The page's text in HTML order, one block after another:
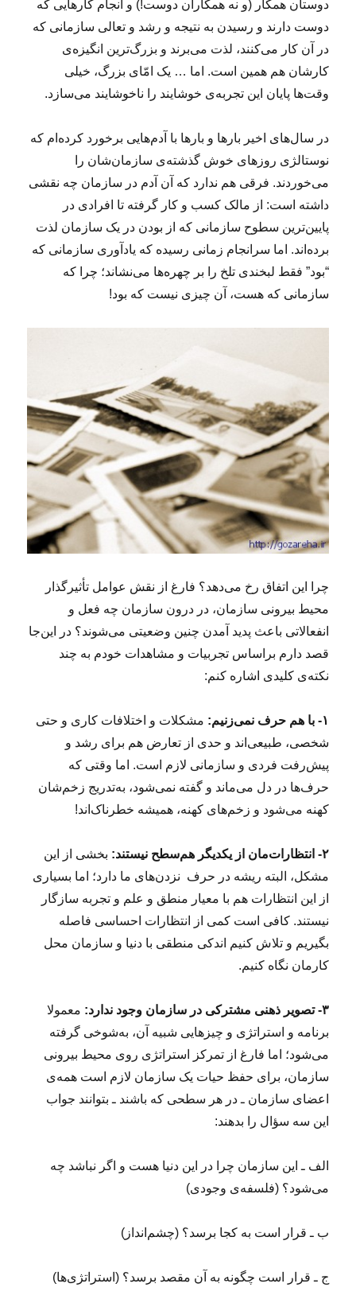
دوستان همکار (و نه همکاران دوست!) و انجام کارهایی که
دوست دارند و رسیدن به نتیجه و رشد و تعالی سازمانی که
در آن کار می‌کنند، لذت می‌برند و بزرگ‌ترین انگیزه‌ی
کارشان هم همین است. اما … یک امّای بزرگ، خیلی
وقت‌ها پایان این تجربه‌ی خوشایند را ناخوشایند می‌سازد.
در سال‌های اخیر بارها و بارها با آدم‌هایی برخورد کرده‌ام که
نوستالژی روزهای خوش گذشته‌ی سازمان‌شان را
می‌خوردند. فرقی هم ندارد که آن آدم در سازمان چه نقشی
داشته است: از مالک کسب و کار گرفته تا افرادی در
پایین‌ترین سطوح سازمانی که از بودن در یک سازمان لذت
برده‌اند. اما سرانجام زمانی رسیده که یادآوری سازمانی که
“بود” فقط لبخندی تلخ را بر چهره‌ها می‌نشاند؛ چرا که
سازمانی که هست، آن چیزی نیست که بود!
چرا این اتفاق رخ می‌دهد؟ فارغ از نقش عوامل تأثیرگذار
محیط بیرونی سازمان، در درون سازمان چه فعل و
انفعالاتی باعث پدید آمدن چنین وضعیتی می‌شوند؟ در این‌جا
قصد دارم براساس تجربیات و مشاهدات خودم به چند
نکته‌ی کلیدی اشاره کنم:
۱- با هم حرف نمی‌زنیم:
مشکلات و اختلافات کاری و حتی
شخصی، طبیعی‌‌اند و حدی از تعارض هم برای رشد و
پیش‌رفت فردی و سازمانی لازم است. اما وقتی که
حرف‌ها در دل می‌ماند و گفته نمی‌شود، به‌تدریج زخم‌شان
کهنه می‌شود و زخم‌های کهنه، همیشه خطرنا‌ک‌اند!
۲- انتظارات‌مان از یکدیگر هم‌سطح نیستند:
بخشی از این
مشکل، البته ریشه در حرف نزدن‌های ما دارد؛ اما بسیاری
از این انتظارات هم با معیار منطق و علم و تجربه سازگار
نیستند. کافی است کمی از انتظارات احساسی فاصله
بگیریم و تلاش کنیم اندکی منطقی با دنیا و سازمان محل
کارمان نگاه کنیم.
۳- تصویر ذهنی مشترکی در سازمان وجود ندارد:
معمولا
برنامه و استراتژی و چیزهایی شبیه آن، به‌شوخی گرفته
می‌شود؛ اما فارغ از تمرکز استراتژی روی محیط بیرونی
سازمان، برای حفظ حیات یک سازمان لازم است همه‌ی
اعضای سازمان ـ در هر سطحی که باشند ـ بتوانند جواب
این سه سؤال را بدهند:
الف ـ این سازمان چرا در این دنیا هست و اگر نباشد چه
می‌شود؟ (فلسفه‌ی وجودی)
ب ـ قرار است به کجا برسد؟ (چشم‌انداز)
ج ـ قرار است چگونه به آن مقصد برسد؟ (استراتژی‌ها)